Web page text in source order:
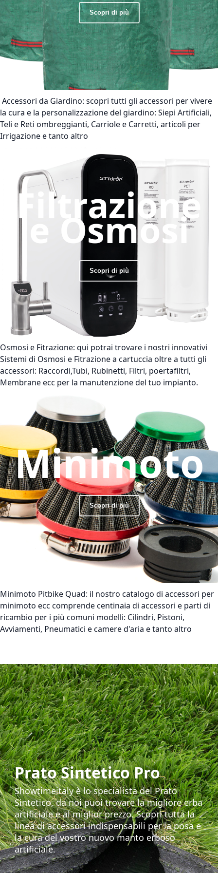
Scopri di più
Accessori da Giardino: scopri tutti gli accessori per vivere
la cura e la personalizzazione del giardino: Siepi Artificiali,
Teli e Reti ombreggianti, Carriole e Carretti, articoli per
Irrigazione e tanto altro
Filtrazione
e Osmosi
Scopri di più
Osmosi e Fitrazione: qui potrai trovare i nostri innovativi
Sistemi di Osmosi e Fitrazione a cartuccia oltre a tutti gli
accessori: Raccordi,Tubi, Rubinetti, Filtri, poertafiltri,
Membrane ecc per la manutenzione del tuo impianto.
Minimoto
Scopri di più
Minimoto Pitbike Quad: il nostro catalogo di accessori per
minimoto ecc comprende centinaia di accessori e parti di
ricambio per i più comuni modelli: Cilindri, Pistoni,
Avviamenti, Pneumatici e camere d'aria e tanto altro
Prato Sintetico Pro
Showtimeitaly è lo specialista del Prato
Sintetico, da noi puoi trovare la migliore erba
artificiale e al miglior prezzo. Scopri tutta la
linea di accessori indispensabili per la posa e
la cura del vostro nuovo manto erboso
artificiale.